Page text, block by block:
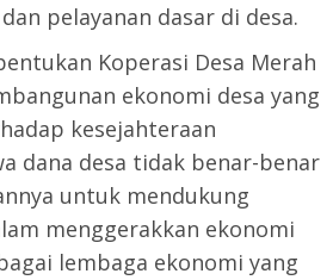
pelayanan dasar di desa.
Koperasi Desa Merah
ekonomi desa yang
kesejahteraan
dana desa tidak benar-benar
untuk mendukung
menggerakkan ekonomi
lembaga ekonomi yang